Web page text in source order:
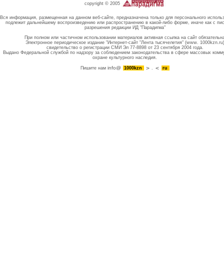
copyright © 2005
Вся информация, размещенная на данном веб-сайте, предназначена только для персонального
подлежит дальнейшему воспроизведению или распространению в какой-либо форме, иначе как с
разрешения редакции ИД "Парадигма"
При полном или частичном использовании материалов активная ссылка на сайт
Электронное периодическое издание "Интернет-сайт "Лента тысячелетия" (www. 1000kzn.ru)
свидетельство о регистрации СМИ Эл 77-8898 от 23 сентября 2004 года.
Выдано Федеральной службой по надзору за соблюдением законодательства в сфере массовых
охране культурного наследия.
Пишите намinfo@ 1000kzn . ru